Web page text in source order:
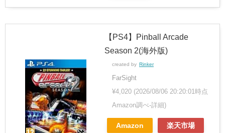
【PS4】Pinball Arcade
Season 2(海外版)
created by Rinker
FarSight
¥4,020 (2026/08/06 20:20:01時点
Amazon調べ-詳細)
Amazon 楽天市場